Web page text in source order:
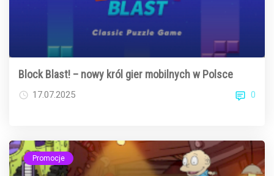
Block Blast! – nowy król gier mobilnych w Polsce
17.07.2025 0
Promocje